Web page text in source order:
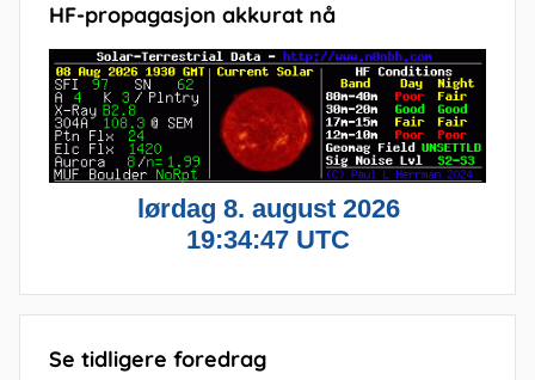
HF-propagasjon akkurat nå
Se tidligere foredrag